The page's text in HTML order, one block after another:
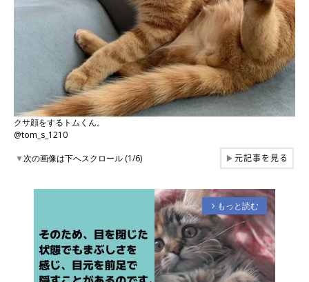
クサ顔をするトムくん。
@tom_s_1210
▼次の画像は下へスクロール (1/6) ▶元記事を見る
arrow_forward_ios もっと読む